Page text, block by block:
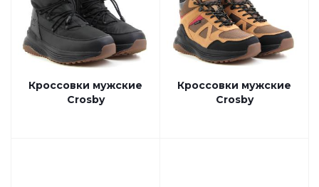
Кроссовки мужские
Crosby
Кроссовки мужские
Crosby